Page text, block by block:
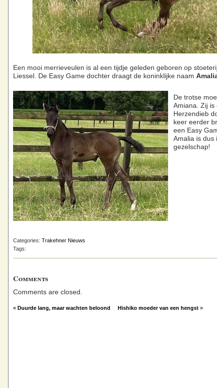
Een mooi merrieveulen is al een tijdje geleden geboren op
Liessel. De Easy Game dochter draagt de koninklijke naam
De trotse
Amiana. Zij is
Herzendieb
keer eerder
een Easy
Amalia is dus
gezelschap!
Categories: Trakehner Nieuws
Tags:
Comments
Comments are closed.
« Duurde lang, maar wachten beloond Hishiko moeder van een hengst »